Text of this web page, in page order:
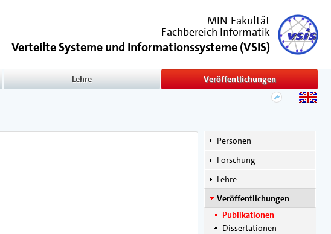
MIN-Fakultät
Fachbereich Informatik
Verteilte Systeme und Informationssysteme(VSIS)
Lehre Veröffentlichungen
Personen
Forschung
Lehre
Veröffentlichungen
Publikationen
Dissertationen